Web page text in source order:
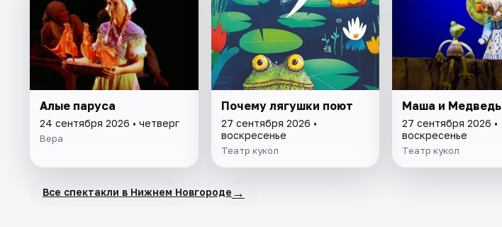
Алые паруса
24 сентября 2026 • четверг
Вера
Почему лягушки поют
27 сентября 2026 •
воскресенье
Театр кукол
Маша и Медведь
27 сентября 2026 •
воскресенье
Театр кукол
Все спектакли в Нижнем Новгороде →